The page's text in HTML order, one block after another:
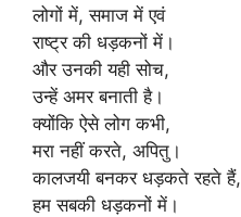
लोगों में, समाज में एवं
राष्ट्र की धड़कनों में।
और उनकी यही सोच,
उन्हें अमर बनाती है।
क्योंकि ऐसे लोग कभी,
मरा नहीं करते, अपितु।
कालजयी बनकर धड़कते रहते हैं,
हम सबकी धड़कनों में।